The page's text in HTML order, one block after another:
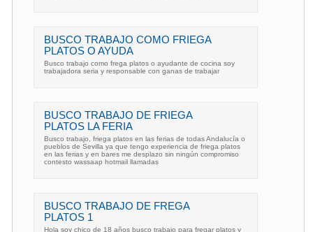
BUSCO TRABAJO COMO FRIEGA
PLATOS O AYUDA
Busco trabajo como frega platos o ayudante de cocina soy
trabajadora seria y responsable con ganas de trabajar
BUSCO TRABAJO DE FRIEGA
PLATOS LA FERIA
Busco trabajo, friega platos en las ferias de todas Andalucía o
pueblos de Sevilla ya que tengo experiencia de friega platos
en las ferias y en bares me desplazo sin ningún compromiso
contesto wassaap hotmail llamadas
BUSCO TRABAJO DE FREGA
PLATOS 1
Hola soy chico de 18 años busco trabajo para fregar platos y